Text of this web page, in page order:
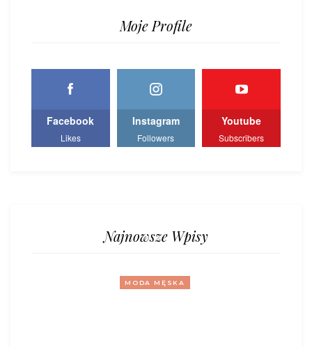
Moje Profile
Facebook
Likes
Instagram
Followers
Youtube
Subscribers
Najnowsze Wpisy
MODA MĘSKA